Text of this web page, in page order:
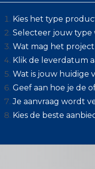
Kies het type
Selecteer jouw type
Wat mag het
Klik de leverdatum
Wat is jouw huidige
Geef aan hoe je de
Je aanvraag wordt
Kies de beste